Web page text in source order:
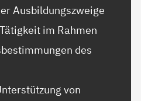
Ausbildungszweige
im Rahmen
des
von